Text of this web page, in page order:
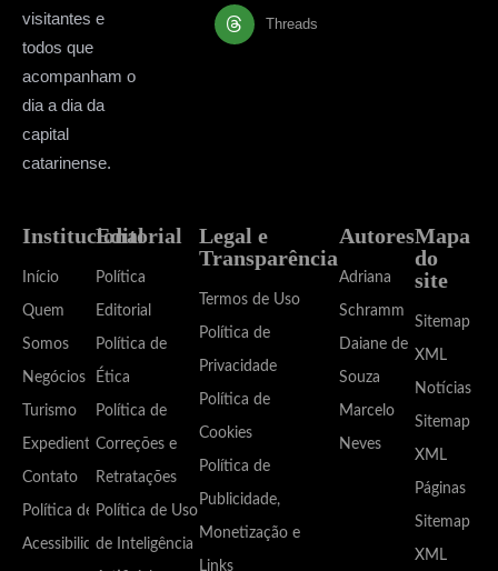
visitantes e
todos que
acompanham o
dia a dia da
capital
catarinense.
Threads
Institucional
Início
Quem
Somos
Negócios
Turismo
Expediente
Contato
Política de
Acessibilidade
Editorial
Política
Editorial
Política de
Ética
Política de
Correções e
Retratações
Política de Uso
de Inteligência
Legal e
Transparência
Termos de Uso
Política de
Privacidade
Política de
Cookies
Política de
Publicidade,
Monetização e
Links
Autores
Adriana
Schramm
Daiane de
Souza
Marcelo
Neves
Mapa
do
site
Sitemap
XML
Notícias
Sitemap
XML
Páginas
Sitemap
XML